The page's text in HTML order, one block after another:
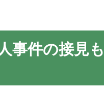
事件の接見も